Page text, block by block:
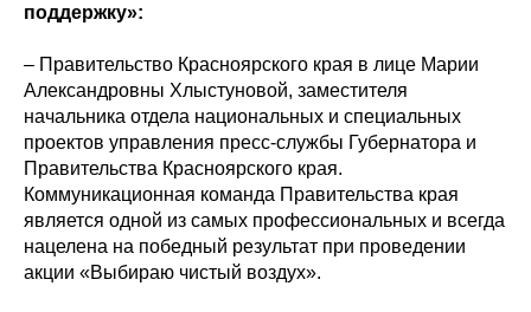
поддержку»:
– Правительство Красноярского края в лице Марии
Александровны Хлыстуновой, заместителя
начальника отдела национальных и специальных
проектов управления пресс-службы Губернатора и
Правительства Красноярского края.
Коммуникационная команда Правительства края
является одной из самых профессиональных и всегда
нацелена на победный результат при проведении
акции «Выбираю чистый воздух».